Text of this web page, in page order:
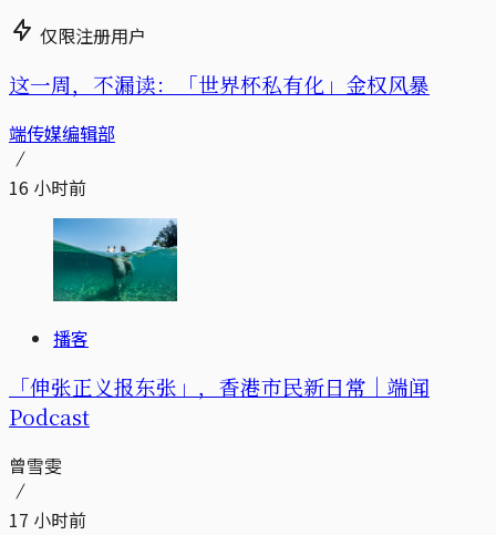
仅限注册用户
这一周，不漏读：「世界杯私有化」金权风暴
端传媒编辑部
16 小时前
播客
「伸张正义报东张」，香港市民新日常｜端闻
Podcast
曾雪雯
17 小时前